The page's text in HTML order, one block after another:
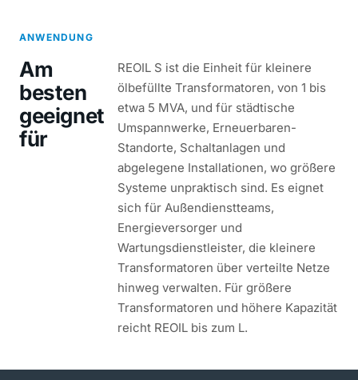
ANWENDUNG
Am
besten
geeignet
für
REOIL S ist die Einheit für kleinere
ölbefüllte Transformatoren, von 1 bis
etwa 5 MVA, und für städtische
Umspannwerke, Erneuerbaren-
Standorte, Schaltanlagen und
abgelegene Installationen, wo größere
Systeme unpraktisch sind. Es eignet
sich für Außendienstteams,
Energieversorger und
Wartungsdienstleister, die kleinere
Transformatoren über verteilte Netze
hinweg verwalten. Für größere
Transformatoren und höhere Kapazität
reicht REOIL bis zum L.